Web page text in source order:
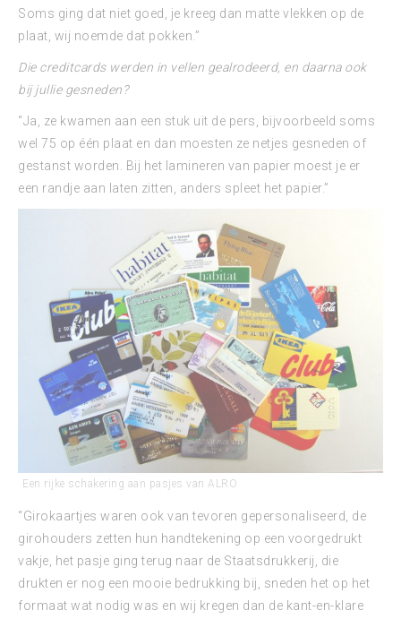
Soms ging dat niet goed, je kreeg dan matte vlekken op de
plaat, wij noemde dat pokken.”
Die creditcards werden in vellen gealrodeerd, en daarna ook
bij jullie gesneden?
“Ja, ze kwamen aan een stuk uit de pers, bijvoorbeeld soms
wel 75 op één plaat en dan moesten ze netjes gesneden of
gestanst worden. Bij het lamineren van papier moest je er
een randje aan laten zitten, anders spleet het papier.”
Een rijke schakering aan pasjes van ALRO
“Girokaartjes waren ook van tevoren gepersonaliseerd, de
girohouders zetten hun handtekening op een voorgedrukt
vakje, het pasje ging terug naar de Staatsdrukkerij, die
drukten er nog een mooie bedrukking bij, sneden het op het
formaat wat nodig was en wij kregen dan de kant-en-klare